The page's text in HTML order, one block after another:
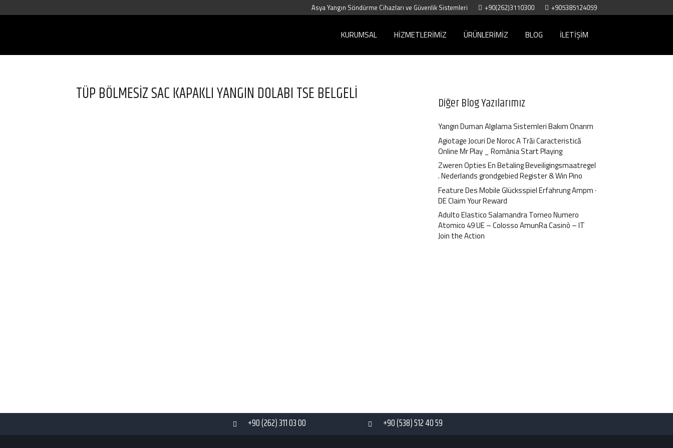
Asya Yangın Söndürme Cihazları ve Güvenlik Sistemleri +90(262)3110300 +905385124059
KURUMSAL HIZMETLERIMIZ ÜRÜNLERIMIZ BLOG İLETIŞIM
TÜP BÖLMESİZ SAC KAPAKLI YANGIN DOLABI TSE BELGELİ Diğer Blog Yazılarımız
Yangın Duman Algılama Sistemleri Bakım Onarım
Agiotage Jocuri De Noroc A Trăi Caracteristică
Online Mr Play _ România Start Playing
Zweren Opties En Betaling Beveiligingsmaatregel
. Nederlands grondgebied Register & Win Pino
Feature Des Mobile Glücksspiel Erfahrung Ampm ·
DE Claim Your Reward
Adulto Elastico Salamandra Torneo Numero
Atomico 49 UE – Colosso AmunRa Casinò – IT
Join the Action
+90 (262) 311 03 00 +90 (538) 512 40 59